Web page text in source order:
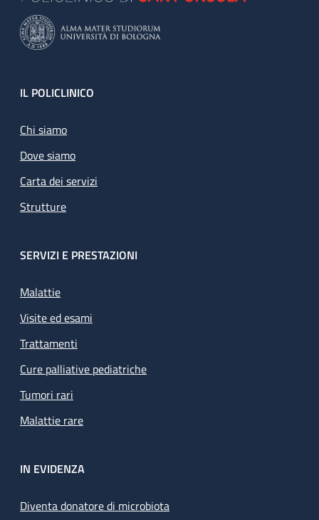
Footer
IL POLICLINICO
Chi siamo
Dove siamo
Carta dei servizi
Strutture
SERVIZI E PRESTAZIONI
Malattie
Visite ed esami
Trattamenti
Cure palliative pediatriche
Tumori rari
Malattie rare
IN EVIDENZA
Diventa donatore di microbiota